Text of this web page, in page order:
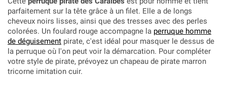
parfaitement sur la tête grâce à un filet. Elle a de longs
cheveux noirs lisses, ainsi que des tresses avec des perles
colorées. Un foulard rouge accompagne la perruque homme
de déguisement pirate, c'est idéal pour masquer le dessus de
la perruque où l'on peut voir la démarcation. Pour compléter
votre style de pirate, prévoyez un chapeau de pirate marron
tricorne imitation cuir.